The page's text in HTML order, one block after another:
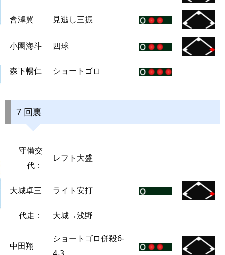
會澤翼 見逃し三振
小園海斗 四球
森下暢仁 ショートゴロ
7 回裏
守備交
代：
レフト大盛
大城卓三 ライト安打
代走： 大城→浅野
中田翔
ショートゴロ併殺6-